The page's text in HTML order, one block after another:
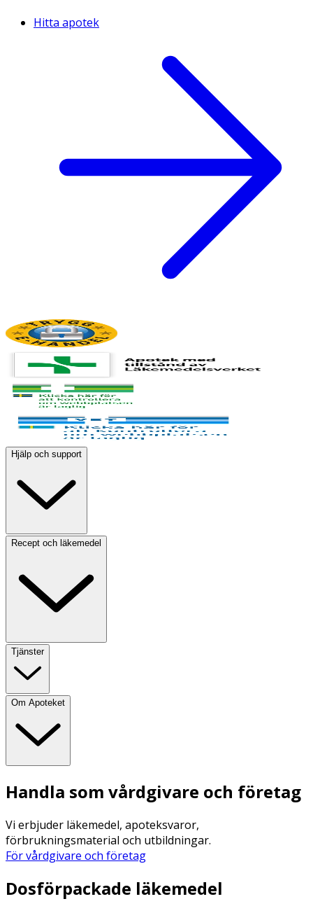
Hitta apotek
Hjälp och support
Recept och läkemedel
Tjänster
Om Apoteket
Handla som vårdgivare och företag
Vi erbjuder läkemedel, apoteksvaror,
förbrukningsmaterial och utbildningar.
För vårdgivare och företag
Dosförpackade läkemedel